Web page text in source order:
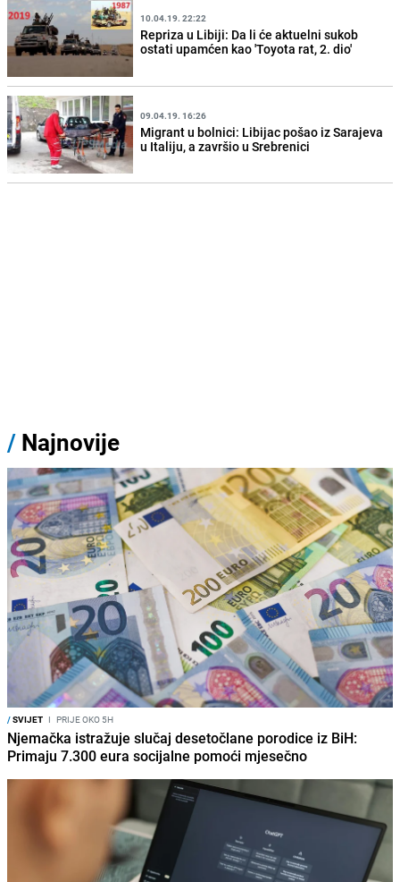
10.04.19. 22:22
Repriza u Libiji: Da li će aktuelni sukob
ostati upamćen kao 'Toyota rat, 2. dio'
09.04.19. 16:26
Migrant u bolnici: Libijac pošao iz Sarajeva
u Italiju, a završio u Srebrenici
/ Najnovije
/SVIJET I PRIJE OKO 5H
Njemačka istražuje slučaj desetočlane porodice iz BiH:
Primaju 7.300 eura socijalne pomoći mjesečno